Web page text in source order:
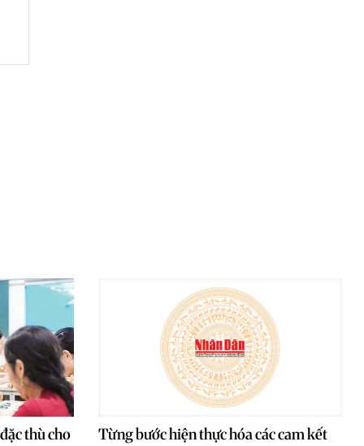
thù cho
Từng bước hiện thực hóa các cam kết